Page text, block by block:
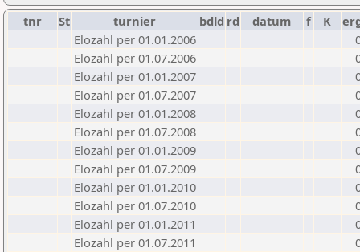
tnr St turnier bdld rd datum f K
Elozahl per 01.01.2006
Elozahl per 01.07.2006
Elozahl per 01.01.2007
Elozahl per 01.07.2007
Elozahl per 01.01.2008
Elozahl per 01.07.2008
Elozahl per 01.01.2009
Elozahl per 01.07.2009
Elozahl per 01.01.2010
Elozahl per 01.07.2010
Elozahl per 01.01.2011
Elozahl per 01.07.2011